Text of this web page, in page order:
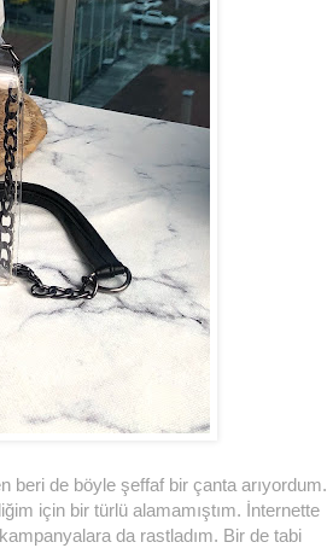
beri de böyle şeffaf bir çanta arıyordum.
için bir türlü alamamıştım. İnternette
da rastladım. Bir de tabi